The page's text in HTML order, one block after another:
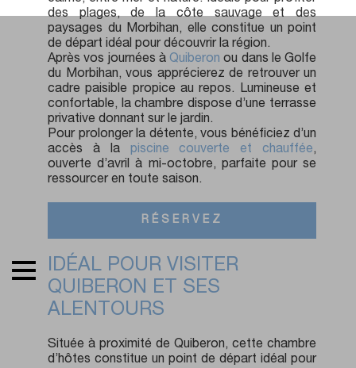
des plages, de la côte sauvage et des
paysages du Morbihan, elle constitue un point
de départ idéal pour découvrir la région.
Après vos journées à Quiberon ou dans le Golfe
du Morbihan, vous apprécierez de retrouver un
cadre paisible propice au repos. Lumineuse et
confortable, la chambre dispose d’une terrasse
privative donnant sur le jardin.
Pour prolonger la détente, vous bénéficiez d’un
accès à la
piscine couverte et chauffée,
ouverte d’avril à mi-octobre, parfaite pour se
ressourcer en toute saison.
RÉSERVEZ
IDÉAL POUR VISITER
QUIBERON ET SES
ALENTOURS
Située à proximité de Quiberon, cette chambre
d’hôtes constitue un point de départ idéal pour